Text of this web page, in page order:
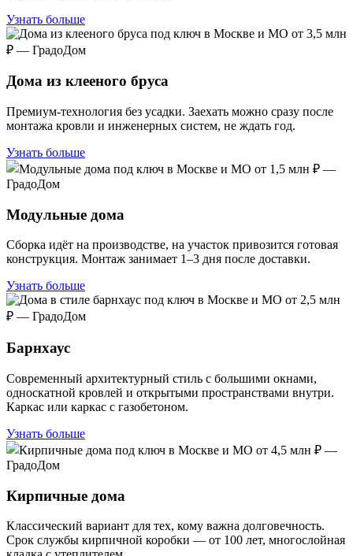
Узнать больше
Дома из клееного бруса
Премиум-технология без усадки. Заехать можно сразу после
монтажа кровли и инженерных систем, не ждать год.
Узнать больше
Модульные дома
Сборка идёт на производстве, на участок привозится готовая
конструкция. Монтаж занимает 1–3 дня после доставки.
Узнать больше
Барнхаус
Современный архитектурный стиль с большими окнами,
односкатной кровлей и открытыми пространствами внутри.
Каркас или каркас с газобетоном.
Узнать больше
Кирпичные дома
Классический вариант для тех, кому важна долговечность.
Срок службы кирпичной коробки — от 100 лет, многослойная